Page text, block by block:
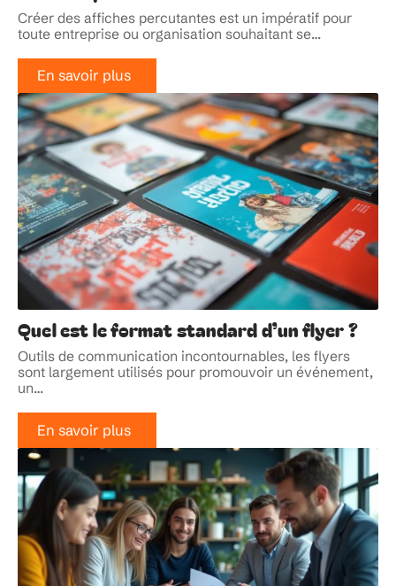
Créer des affiches percutantes est un impératif pour
toute entreprise ou organisation souhaitant se…
En savoir plus
Quel est le format standard d’un flyer ?
Outils de communication incontournables, les flyers
sont largement utilisés pour promouvoir un événement,
un…
En savoir plus